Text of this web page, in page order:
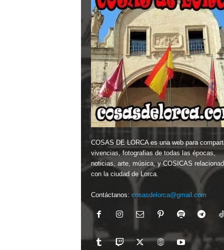
COSAS DE LORCA es una web para
vivencias, fotografias de todas las épocas,
noticias, arte, música, y COSICAS
con la ciudad de Lorca.
Contáctanos: cosasdelorca@gmail.com